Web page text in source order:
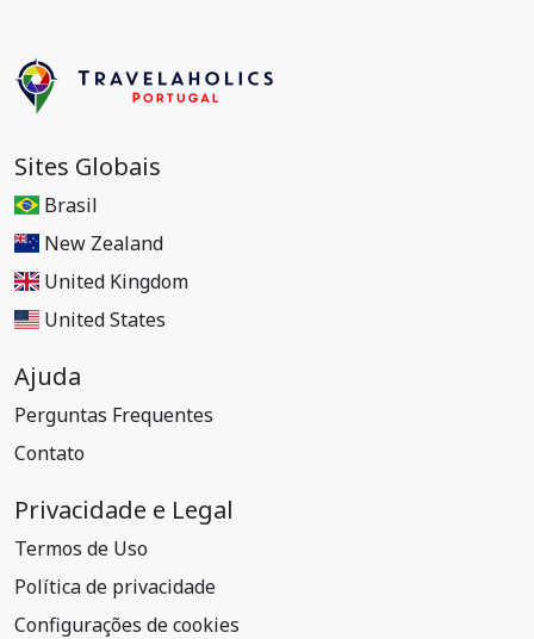
Sites Globais
Brasil
New Zealand
United Kingdom
United States
Ajuda
Perguntas Frequentes
Contato
Privacidade e Legal
Termos de Uso
Política de privacidade
Configurações de cookies